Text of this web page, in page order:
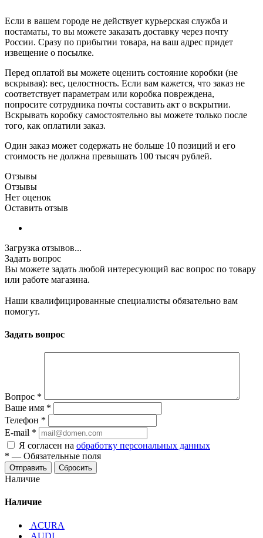
Если в вашем городе не действует курьерская служба и
постаматы, то вы можете заказать доставку через почту
России. Сразу по прибытии товара, на ваш адрес придет
извещение о посылке.
Перед оплатой вы можете оценить состояние коробки (не
вскрывая): вес, целостность. Если вам кажется, что заказ не
соответствует параметрам или коробка повреждена,
попросите сотрудника почты составить акт о вскрытии.
Вскрывать коробку самостоятельно вы можете только после
того, как оплатили заказ.
Один заказ может содержать не больше 10 позиций и его
стоимость не должна превышать 100 тысяч рублей.
Отзывы
Отзывы
Нет оценок
Оставить отзыв
Загрузка отзывов...
Задать вопрос
Вы можете задать любой интересующий вас вопрос по товару
или работе магазина.
Наши квалифицированные специалисты обязательно вам
помогут.
Задать вопрос
Вопрос *
Ваше имя *
Телефон *
E-mail *
Я согласен на обработку персональных данных
* — Обязательные поля
Отправить Сбросить
Наличие
Наличие
ACURA
AUDI